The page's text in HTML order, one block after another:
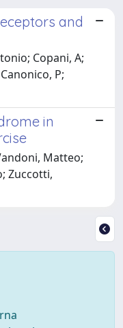
and
Copani, A;
P;
in
Matteo;
Zuccotti,